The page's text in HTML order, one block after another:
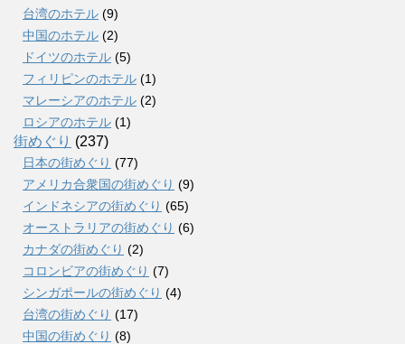
台湾のホテル (9)
中国のホテル (2)
ドイツのホテル (5)
フィリピンのホテル (1)
マレーシアのホテル (2)
ロシアのホテル (1)
街めぐり (237)
日本の街めぐり (77)
アメリカ合衆国の街めぐり (9)
インドネシアの街めぐり (65)
オーストラリアの街めぐり (6)
カナダの街めぐり (2)
コロンビアの街めぐり (7)
シンガポールの街めぐり (4)
台湾の街めぐり (17)
中国の街めぐり (8)